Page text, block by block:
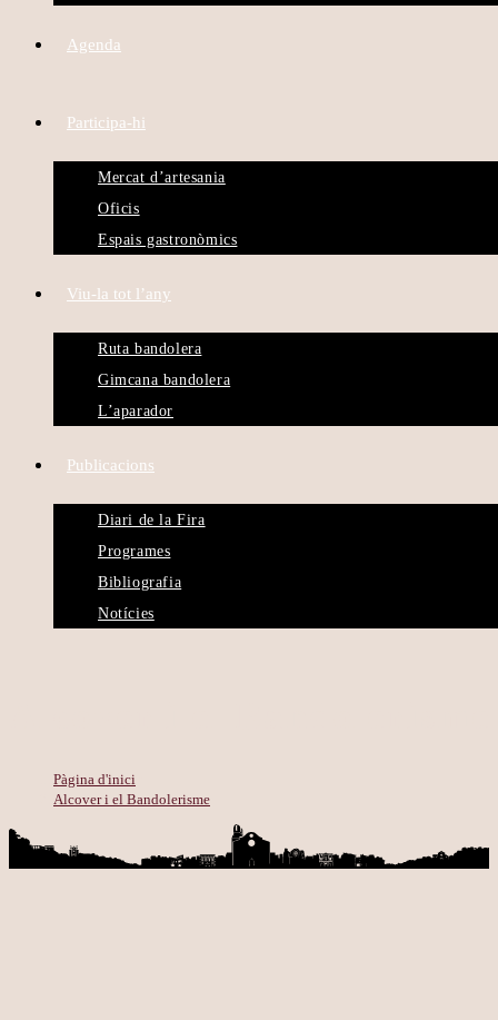
Agenda
Participa-hi
Mercat d’artesania
Oficis
Espais gastronòmics
Viu-la tot l’any
Ruta bandolera
Gimcana bandolera
L’aparador
Publicacions
Diari de la Fira
Programes
Bibliografia
Notícies
Pàgina d'inici
Alcover i el Bandolerisme